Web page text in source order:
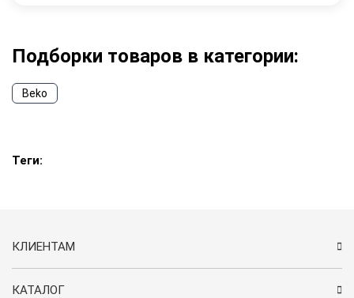
Подборки товаров в категории:
Beko
Теги:
КЛИЕНТАМ
КАТАЛОГ